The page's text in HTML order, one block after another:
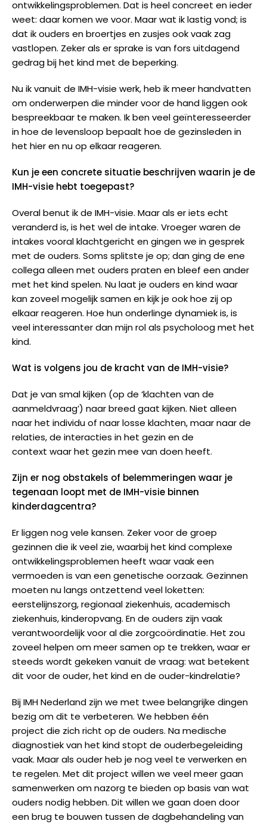
ontwikkelingsproblemen. Dat is heel concreet en ieder
weet: daar komen we voor. Maar wat ik lastig vond; is
dat ik ouders en broertjes en zusjes ook vaak zag
vastlopen. Zeker als er sprake is van fors uitdagend
gedrag bij het kind met de beperking.
Nu ik vanuit de IMH-visie werk, heb ik meer handvatten
om onderwerpen die minder voor de hand liggen ook
bespreekbaar te maken. Ik ben veel geïnteresseerder
in hoe de levensloop bepaalt hoe de gezinsleden in
het hier en nu op elkaar reageren.
Kun je een concrete situatie beschrijven waarin je de
IMH-visie hebt toegepast?
Overal benut ik de IMH-visie. Maar als er iets echt
veranderd is, is het wel de intake. Vroeger waren de
intakes vooral klachtgericht en gingen we in gesprek
met de ouders. Soms splitste je op; dan ging de ene
collega alleen met ouders praten en bleef een ander
met het kind spelen. Nu laat je ouders en kind waar
kan zoveel mogelijk samen en kijk je ook hoe zij op
elkaar reageren. Hoe hun onderlinge dynamiek is, is
veel interessanter dan mijn rol als psycholoog met het
kind.
Wat is volgens jou de kracht van de IMH-visie?
Dat je van smal kijken (op de ‘klachten van de
aanmeldvraag’) naar breed gaat kijken. Niet alleen
naar het individu of naar losse klachten, maar naar de
relaties, de interacties in het gezin en de
context waar het gezin mee van doen heeft.
Zijn er nog obstakels of belemmeringen waar je
tegenaan loopt met de IMH-visie binnen
kinderdagcentra?
Er liggen nog vele kansen. Zeker voor de groep
gezinnen die ik veel zie, waarbij het kind complexe
ontwikkelingsproblemen heeft waar vaak een
vermoeden is van een genetische oorzaak. Gezinnen
moeten nu langs ontzettend veel loketten:
eerstelijnszorg, regionaal ziekenhuis, academisch
ziekenhuis, kinderopvang. En de ouders zijn vaak
verantwoordelijk voor al die zorgcoördinatie. Het zou
zoveel helpen om meer samen op te trekken, waar er
steeds wordt gekeken vanuit de vraag: wat betekent
dit voor de ouder, het kind en de ouder-kindrelatie?
Bij IMH Nederland zijn we met twee belangrijke dingen
bezig om dit te verbeteren. We hebben één
project die zich richt op de ouders. Na medische
diagnostiek van het kind stopt de ouderbegeleiding
vaak. Maar als ouder heb je nog veel te verwerken en
te regelen. Met dit project willen we veel meer gaan
samenwerken om nazorg te bieden op basis van wat
ouders nodig hebben. Dit willen we gaan doen door
een brug te bouwen tussen de dagbehandeling van